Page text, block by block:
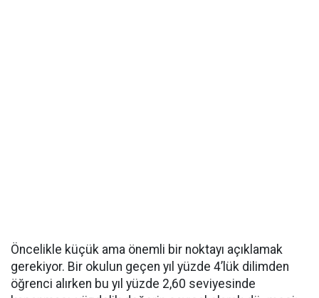
Öncelikle küçük ama önemli bir noktayı açıklamak
gerekiyor. Bir okulun geçen yıl yüzde 4’lük dilimden
öğrenci alırken bu yıl yüzde 2,60 seviyesinde